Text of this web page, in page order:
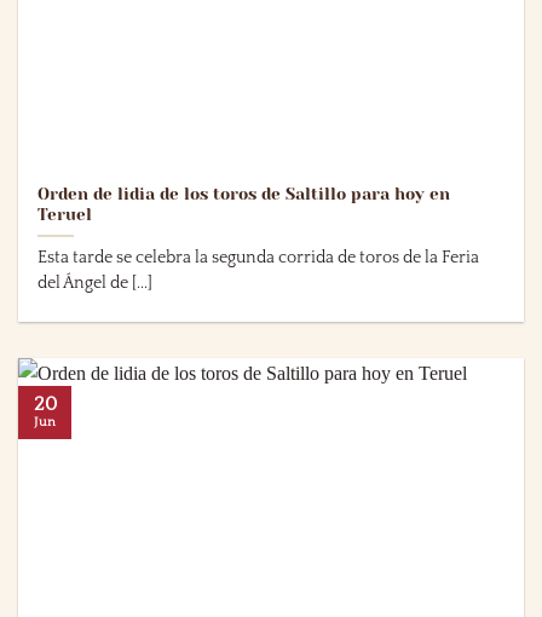
Orden de lidia de los toros de Saltillo para hoy en
Teruel
Esta tarde se celebra la segunda corrida de toros de la Feria
del Ángel de [...]
20
Jun